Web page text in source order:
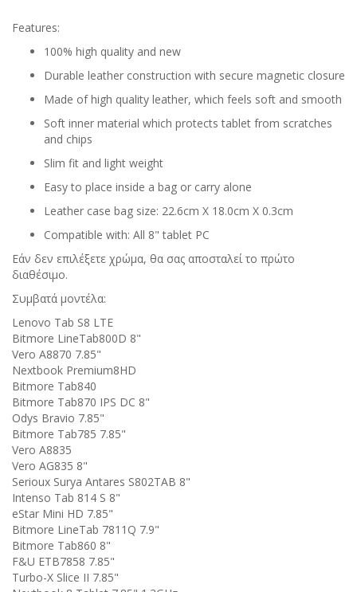
Features:
100% high quality and new
Durable leather construction with secure magnetic closure
Made of high quality leather, which feels soft and smooth
Soft inner material which protects tablet from scratches
and chips
Slim fit and light weight
Easy to place inside a bag or carry alone
Leather case bag size: 22.6cm X 18.0cm X 0.3cm
Compatible with: All 8" tablet PC
Εάν δεν επιλέξετε χρώμα, θα σας αποσταλεί το πρώτο
διαθέσιμο.
Συμβατά μοντέλα:
Lenovo Tab S8 LTE
Bitmore LineTab800D 8"
Vero A8870 7.85"
Nextbook Premium8HD
Bitmore Tab840
Bitmore Tab870 IPS DC 8"
Odys Bravio 7.85"
Bitmore Tab785 7.85"
Vero A8835
Vero AG835 8"
Serioux Surya Antares S802TAB 8"
Intenso Tab 814 S 8"
eStar Mini HD 7.85"
Bitmore LineTab 7811Q 7.9"
Bitmore Tab860 8"
F&U ETB7858 7.85"
Turbo-X Slice II 7.85"